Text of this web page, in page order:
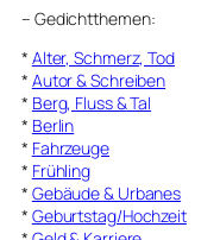
– Gedichtthemen:
* Alter, Schmerz, Tod
* Autor & Schreiben
* Berg, Fluss & Tal
* Berlin
* Fahrzeuge
* Frühling
* Gebäude & Urbanes
* Geburtstag/Hochzeit